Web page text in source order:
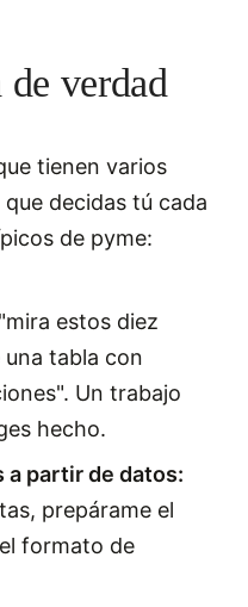
de verdad
tienen varios
decidas tú cada
de pyme:
"mira estos diez
tabla con
Un trabajo
hecho.
a partir de datos:
prepárame el
formato de